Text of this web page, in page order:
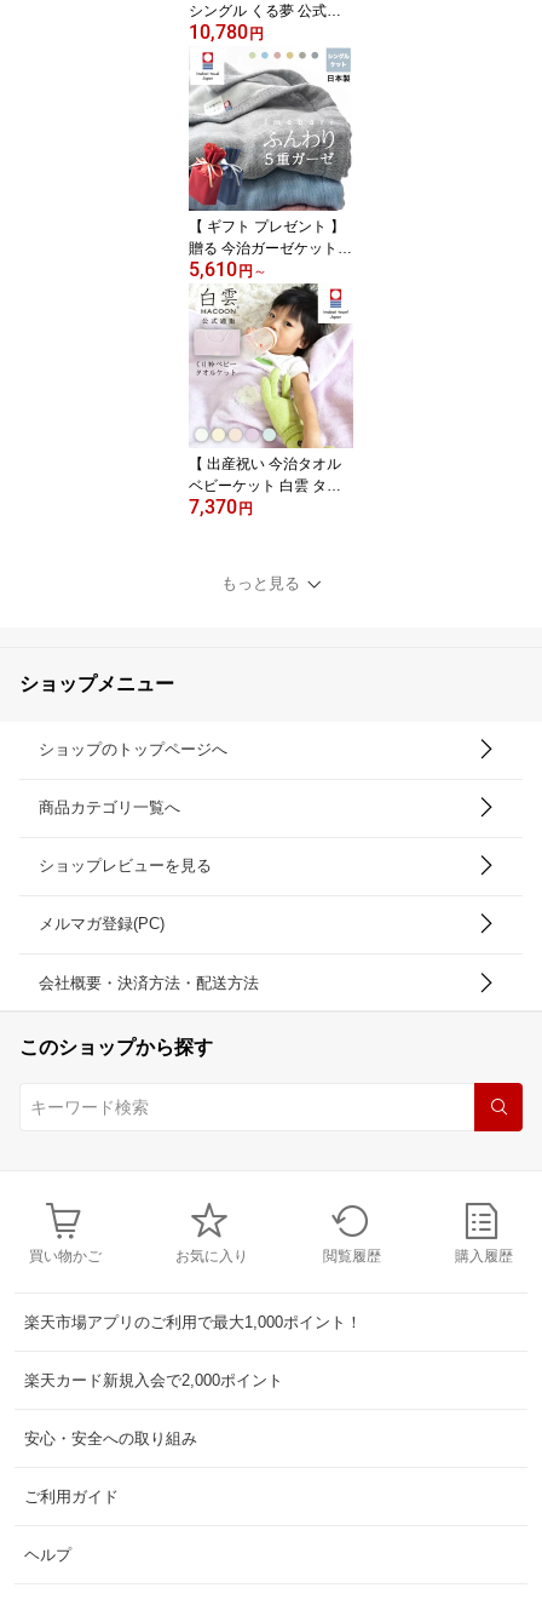
シングル くる夢 公式通
販 送料無料 肌掛け 今治
くるまる 今治ケット の
びのび タオル ケット 約
120cm×190cm 約916g
日本製 パイル地 【 寝具
おしゃれ ふっくら 吸水
通気性 可愛い 】
10,780円
【 ギフト プレゼント 】
贈る 今治ガーゼケット
今治タオル タオルケット
今治 夏用 5重 ガーゼ ケ
ット シングル 綿100%
日本製 洗える プレゼン
ト ギフト 5重ガーゼ シン
グル ガーゼタオル ガー
ゼタオルケット 快適な眠
り 快眠 敏感肌 70代 母の
日 夏掛け
5,610円 ～
【 出産祝い 今治タオル
ベビーケット 白雲 タオ
ルケット 公式通販 選べ
ケット (くり衿付) HACO
ON Baby Towel Ket 日本
7,370円
もっと見る
ショップメニュー
ショップのトップページへ
商品カテゴリ一覧へ
ショップレビューを見る
メルマガ登録(PC)
会社概要・決済方法・配送方法
このショップから探す
買い物かご お気に入り 閲覧履歴 購入履歴
楽天市場アプリのご利用で最大1,000ポイント！
楽天カード新規入会で2,000ポイント
安心・安全への取り組み
ご利用ガイド
ヘルプ